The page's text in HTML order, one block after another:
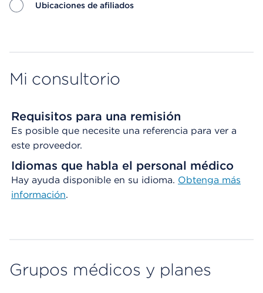
Ubicaciones de afiliados
Mi consultorio
Requisitos para una remisión
Es posible que necesite una referencia para ver a
este proveedor.
Idiomas que habla el personal médico
Hay ayuda disponible en su idioma. Obtenga más
información.
Grupos médicos y planes